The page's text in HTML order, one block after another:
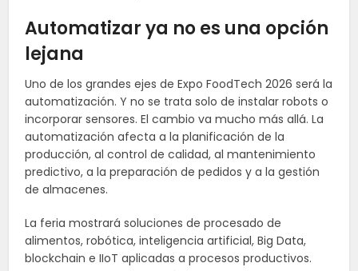
Automatizar ya no es una opción
lejana
Uno de los grandes ejes de Expo FoodTech 2026 será la
automatización. Y no se trata solo de instalar robots o
incorporar sensores. El cambio va mucho más allá. La
automatización afecta a la planificación de la
producción, al control de calidad, al mantenimiento
predictivo, a la preparación de pedidos y a la gestión
de almacenes.
La feria mostrará soluciones de procesado de
alimentos, robótica, inteligencia artificial, Big Data,
blockchain e IIoT aplicadas a procesos productivos.